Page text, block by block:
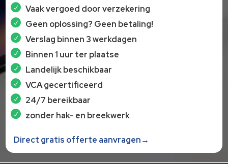
Vaak vergoed door verzekering
Geen oplossing? Geen betaling!
Verslag binnen 3 werkdagen
Binnen 1 uur ter plaatse
Landelijk beschikbaar
VCA gecertificeerd
24/7 bereikbaar
zonder hak- en breekwerk
Direct gratis offerte aanvragen→